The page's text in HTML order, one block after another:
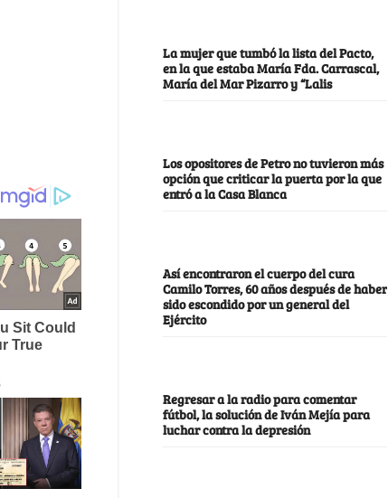
La mujer que tumbó la lista del Pacto,
en la que estaba María Fda. Carrascal,
María del Mar Pizarro y “Lalis
Los opositores de Petro no tuvieron más
opción que criticar la puerta por la que
entró a la Casa Blanca
Así encontraron el cuerpo del cura
Camilo Torres, 60 años después de haber
sido escondido por un general del
Ejército
Regresar a la radio para comentar
fútbol, la solución de Iván Mejía para
luchar contra la depresión